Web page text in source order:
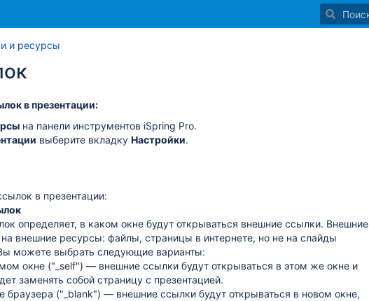
и ресурсы
в презентации:
на панели инструментов iSpring Pro.
выберите вкладку Настройки.
в презентации:
определяет, в каком окне будут открываться внешние ссылки. Внешние
внешние ресурсы: файлы, страницы в интернете, но не на слайды
можете выбрать следующие варианты:
окне ("_self") — внешние ссылки будут открываться в этом же окне и
заменять собой страницу с презентацией.
браузера ("_blank") — внешние ссылки будут открываться в новом окне,